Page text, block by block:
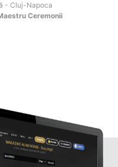
- Cluj-Napoca
Ceremonii